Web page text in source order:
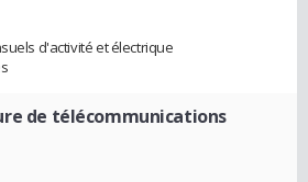
d'activité et électrique
de télécommunications